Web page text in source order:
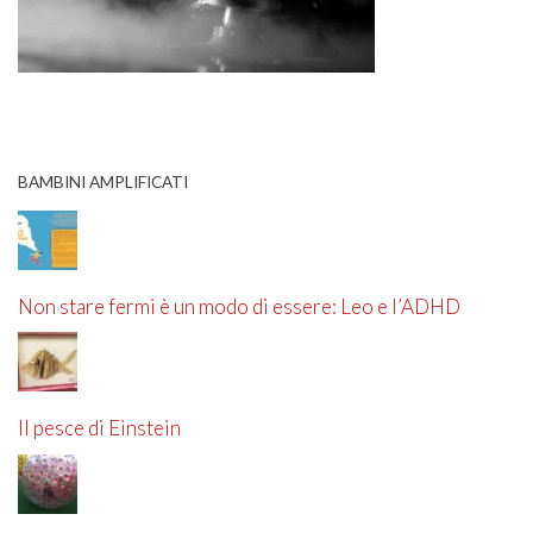
BAMBINI AMPLIFICATI
Non stare fermi è un modo di essere: Leo e l’ADHD
Il pesce di Einstein